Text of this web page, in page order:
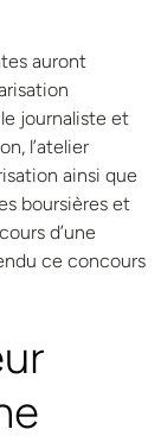
auront
journaliste et
l’atelier
ainsi que
boursières et
d’une
ce concours